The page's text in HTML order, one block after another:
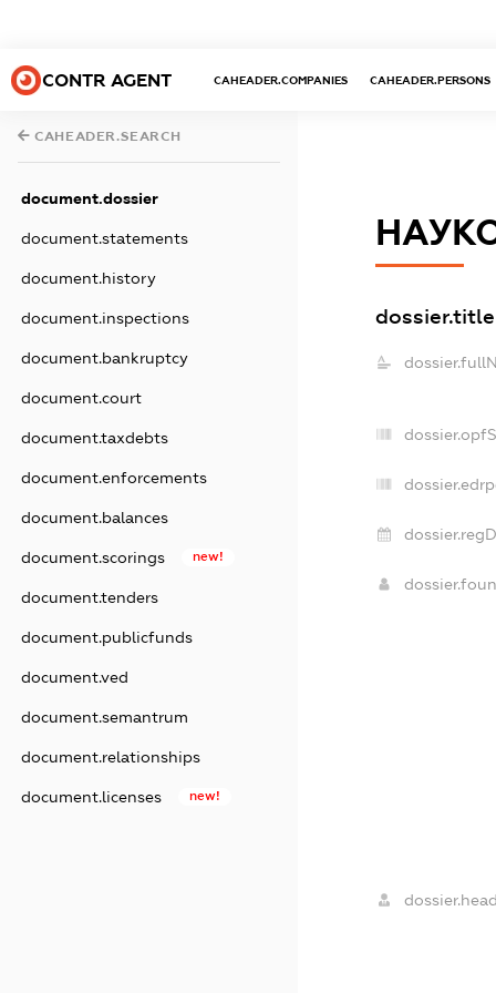
CONTR AGENT CAHEADER.COMPANIES CAHEADER.PERSONS
CAHEADER.SEARCH
document.dossier
document.statements
document.history
document.inspections
document.bankruptcy
document.court
document.taxdebts
document.enforcements
document.balances
document.scorings new!
document.tenders
document.publicfunds
document.ved
document.semantrum
document.relationships
document.licenses new!
dossier.title